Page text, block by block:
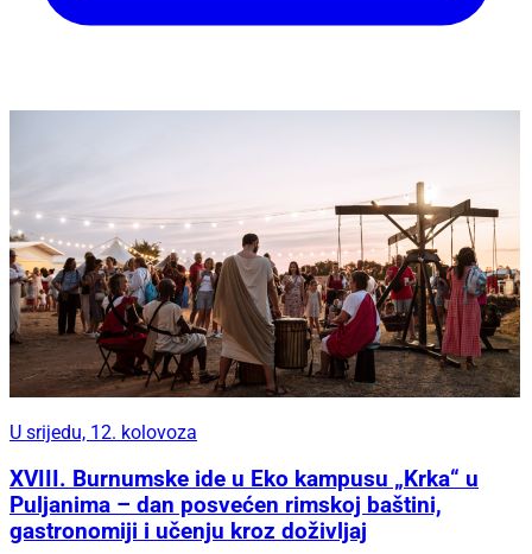
U srijedu, 12. kolovoza
XVIII. Burnumske ide u Eko kampusu „Krka“ u
Puljanima – dan posvećen rimskoj baštini,
gastronomiji i učenju kroz doživljaj